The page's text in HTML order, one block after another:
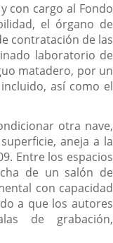
con cargo al Fondo
el órgano de
contratación de las
laboratorio de
matadero, por un
así como el
otra nave,
aneja a la
Entre los espacios
de un salón de
con capacidad
a que los autores
de grabación,